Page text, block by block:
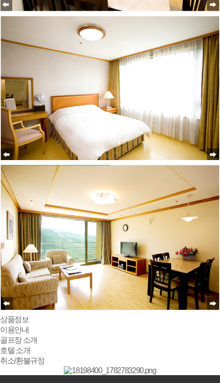
상품정보
이용안내
골프장 소개
호텔 소개
취소/환불규정